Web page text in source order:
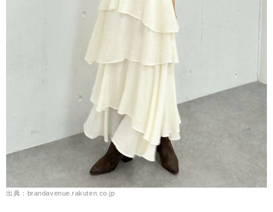
出典：brandavenue.rakuten.co.jp